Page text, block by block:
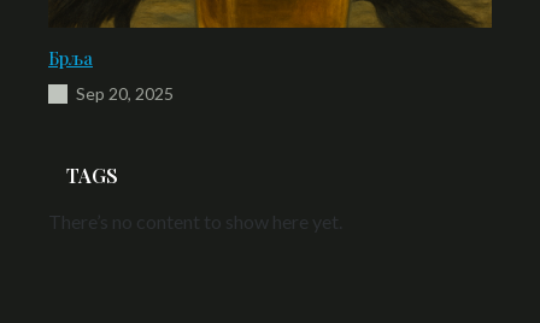
Брља
Sep 20, 2025
TAGS
There’s no content to show here yet.